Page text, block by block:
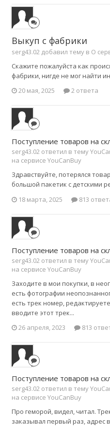
Выкуп с фабрики
serg43.02 добавил тему в О
Скажите пожалуйста как
фабрики, нигде не мог найти
20 мая, 2025
2 ответа
Поступление товаров на
serg43.02 ответил в тему
на сервисе YouCanBuy
Здравствуйте, потерялся
большой пакетик с детскими
18 марта, 2025
813
Поступление товаров на
serg43.02 ответил в тему
на сервисе YouCanBuy
Заходите в мои покупки, в
есть фотографии
есть трек номер,
вводите этот трек...
26 апреля, 2023
813
Поступление товаров на
serg43.02 ответил в тему
на сервисе YouCanBuy
Про геморой, видел, читал.
заказывал первый раз, адрес